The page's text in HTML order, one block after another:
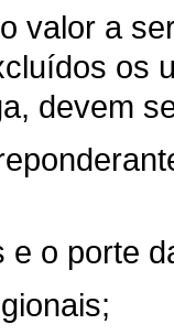
valor a
os
devem
o porte